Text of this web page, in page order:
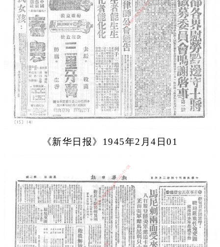
《新华日报》1945年2月4日01